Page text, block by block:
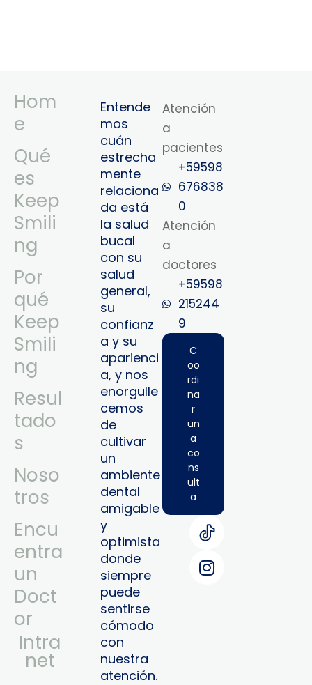
Hom
e
Qué
es
Keep
Smili
ng
Por
qué
Keep
Smili
ng
Resul
tado
s
Noso
tros
Encu
entra
un
Doct
or
Intra
Net
Entende
mos
cuán
estrecha
mente
relaciona
da está
la salud
bucal
con su
salud
general,
su
confianz
a y su
aparienci
a, y nos
enorgulle
cemos
de
cultivar
un
ambiente
dental
amigable
y
optimista
donde
siempre
puede
sentirse
cómodo
con
nuestra
atención.
Atención
a
pacientes
+59598
676838
0
Atención
a
doctores
+59598
215244
9‬
C
oo
rdi
na
r
un
a
co
ns
ult
a